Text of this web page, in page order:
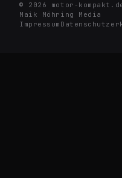
© 2026 motor-
Maik Möhring Media
Impressum